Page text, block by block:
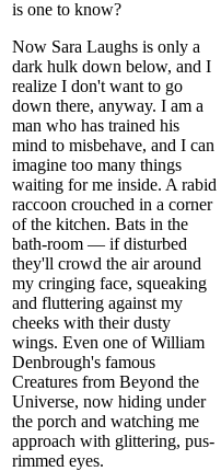
is one to know?
Now Sara Laughs is only a
dark hulk down below, and I
realize I don't want to go
down there, anyway. I am a
man who has trained his
mind to misbehave, and I can
imagine too many things
waiting for me inside. A rabid
raccoon crouched in a corner
of the kitchen. Bats in the
bath-room — if disturbed
they'll crowd the air around
my cringing face, squeaking
and fluttering against my
cheeks with their dusty
wings. Even one of William
Denbrough's famous
Creatures from Beyond the
Universe, now hiding under
the porch and watching me
approach with glittering, pus-
rimmed eyes.